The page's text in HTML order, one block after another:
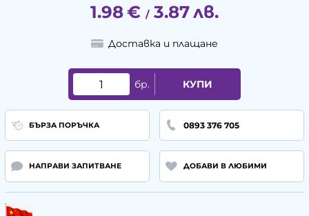
1.98€ / 3.87лв.
Доставка и плащане
бр. КУПИ
БЪРЗА ПОРЪЧКА 0893 376 705
НАПРАВИ ЗАПИТВАНЕ ДОБАВИ В ЛЮБИМИ